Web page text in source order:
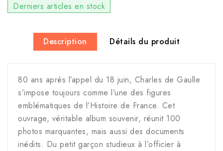
Derniers articles en stock
Description Détails du produit
80 ans après l’appel du 18 juin, Charles de Gaulle
s’impose toujours comme l’une des figures
emblématiques de l’Histoire de France. Cet
ouvrage, véritable album souvenir, réunit 100
photos marquantes, mais aussi des documents
inédits. Du petit garçon studieux à l’officier à